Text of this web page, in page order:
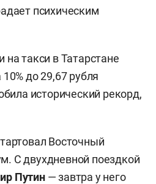
психическим
на такси в Татарстане
10% до 29,67 рубля
исторический рекорд,
Восточный
С двухдневной поездкой
Путин— завтра у него